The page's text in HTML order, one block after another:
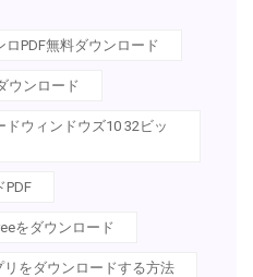
PDF無料ダウンロード
ウンロード
ウィンドウズ10 32ビッ
PDF
をダウンロード
をダウンロードする方法